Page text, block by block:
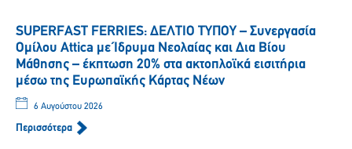
SUPERFAST FERRIES: ΔΕΛΤΙΟ ΤΥΠΟΥ – Συνεργασία
Ομίλου Attica με Ίδρυμα Νεολαίας και Δια Βίου
Μάθησης – έκπτωση 20% στα ακτοπλοϊκά εισιτήρια
μέσω της Ευρωπαϊκής Κάρτας Νέων
6 Αυγούστου 2026
Περισσότερα